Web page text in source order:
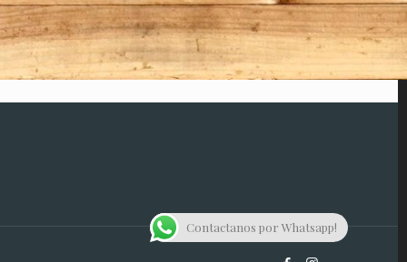
Contactanos por Whatsapp!